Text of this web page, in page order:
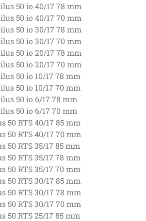
50 io 40/17 78 mm
50 io 40/17 70 mm
50 io 30/17 78 mm
50 io 30/17 70 mm
50 io 20/17 78 mm
50 io 20/17 70 mm
50 io 10/17 78 mm
50 io 10/17 70 mm
50 io 6/17 78 mm
50 io 6/17 70 mm
50 RTS 40/17 85 mm
50 RTS 40/17 70 mm
50 RTS 35/17 85 mm
50 RTS 35/17 78 mm
50 RTS 35/17 70 mm
50 RTS 30/17 85 mm
50 RTS 30/17 78 mm
50 RTS 30/17 70 mm
50 RTS 25/17 85 mm